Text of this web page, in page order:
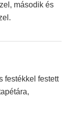
második és
festékkel festett